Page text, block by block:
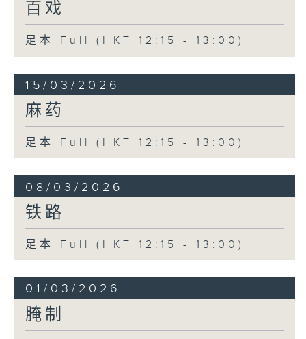
百戏
足本 Full (HKT 12:15 - 13:00)
15/03/2026
麻药
足本 Full (HKT 12:15 - 13:00)
08/03/2026
铁路
足本 Full (HKT 12:15 - 13:00)
01/03/2026
腌制